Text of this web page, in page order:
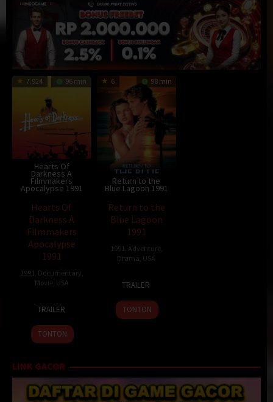
7.924 96 min
Hearts Of
Darkness A
Filmmakers
Apocalypse 1991
Hearts Of
Darkness A
Filmmakers
Apocalypse
1991
1991 Documentary
Movie, USA
1991
TRAILER
TONTON
6 98 min
Return to the
Blue Lagoon 1991
Return to the
Blue Lagoon
1991
1991 Adventure,
Drama USA
1991
Graham
TRAILER
TONTON
LINK GACOR